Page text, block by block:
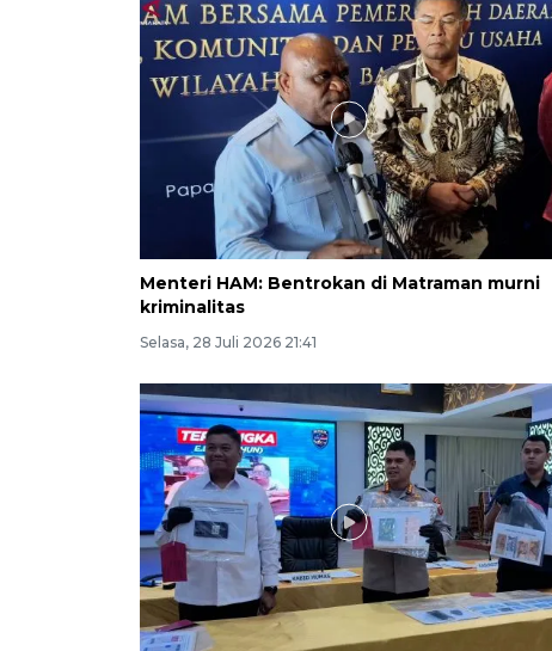
Menteri HAM: Bentrokan di Matraman murni
kriminalitas
Selasa, 28 Juli 2026 21:41